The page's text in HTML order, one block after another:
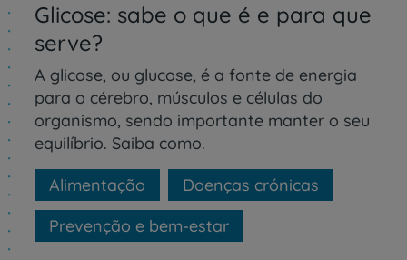
Glicose: sabe o que é e para que
serve?
A glicose, ou glucose, é a fonte de energia
para o cérebro, músculos e células do
organismo, sendo importante manter o seu
equilíbrio. Saiba como.
Alimentação
Doenças crónicas
Prevenção e bem-estar